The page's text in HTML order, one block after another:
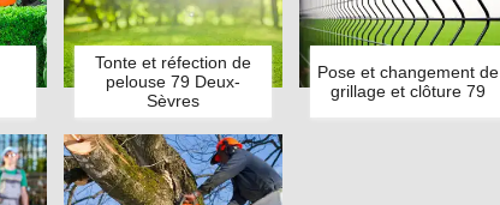
Tonte et réfection de
pelouse 79 Deux-
Sèvres
Pose et changement de
grillage et clôture 79